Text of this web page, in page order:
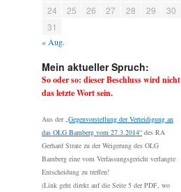
24
25 26 27 28 29
30
31
« Aug.
Mein aktueller Spruch:
So oder so: dieser Beschluss wird nicht
das letzte Wort sein.
Aus der„Gegenvorstellung der Verteidigung an
das OLG Bamberg vom 27.3.2014“ des RA
Gerhard Strate zu der Weigerung des OLG
Bamberg eine vom Verfassungsgericht verlangte
Entscheidung zu treffen!
(Link geht direkt auf die Seite 5 der PDF, wo